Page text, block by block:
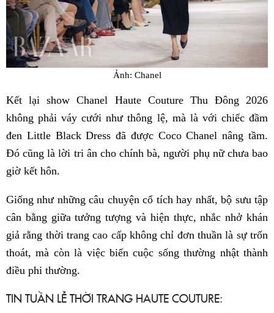
Ảnh: Chanel
Kết lại show Chanel Haute Couture Thu Đông 2026
không phải váy cưới như thông lệ, mà là với chiếc đầm
đen Little Black Dress đã được Coco Chanel nâng tầm.
Đó cũng là lời tri ân cho chính bà, người phụ nữ chưa bao
giờ kết hôn.
Giống như những câu chuyện cổ tích hay nhất, bộ sưu tập
cân bằng giữa tưởng tượng và hiện thực, nhắc nhở khán
giả rằng thời trang cao cấp không chỉ đơn thuần là sự trốn
thoát, mà còn là việc biến cuộc sống thường nhật thành
điều phi thường.
TIN TUẦN LỄ THỜI TRANG HAUTE COUTURE: